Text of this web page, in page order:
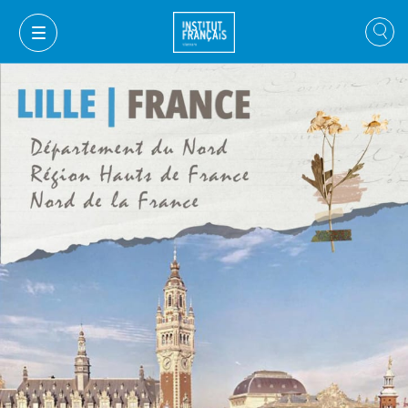
GIỎ HÀNG ĐĂNG NHẬP
VI
VI